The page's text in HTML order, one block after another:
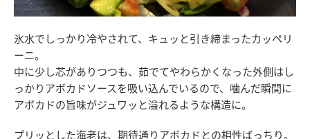
氷水でしっかり冷やされて、キュッと引き締まったカッペリ
ーニ。
中に少し芯がありつつも、茹でてやわらかくなった外側はし
っかりアボカドソースを吸い込んでいるので、噛んだ瞬間に
アボカドの旨味がジュワッと溢れるような構造に。
プリッとした海老は、期待通りアボカドとの相性ばっちり。